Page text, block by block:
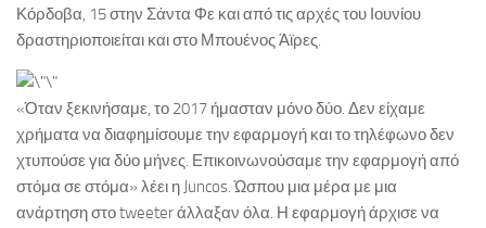
Κόρδοβα, 15 στην Σάντα Φε και από τις αρχές του Ιουνίου
δραστηριοποιείται και στο Μπουένος Άϊρες.
«Όταν ξεκινήσαμε, το 2017 ήμασταν μόνο δύο. Δεν είχαμε
χρήματα να διαφημίσουμε την εφαρμογή και το τηλέφωνο δεν
χτυπούσε για δύο μήνες. Επικοινωνούσαμε την εφαρμογή από
στόμα σε στόμα» λέει η Juncos. Ώσπου μια μέρα με μια
ανάρτηση στο tweeter άλλαξαν όλα. Η εφαρμογή άρχισε να